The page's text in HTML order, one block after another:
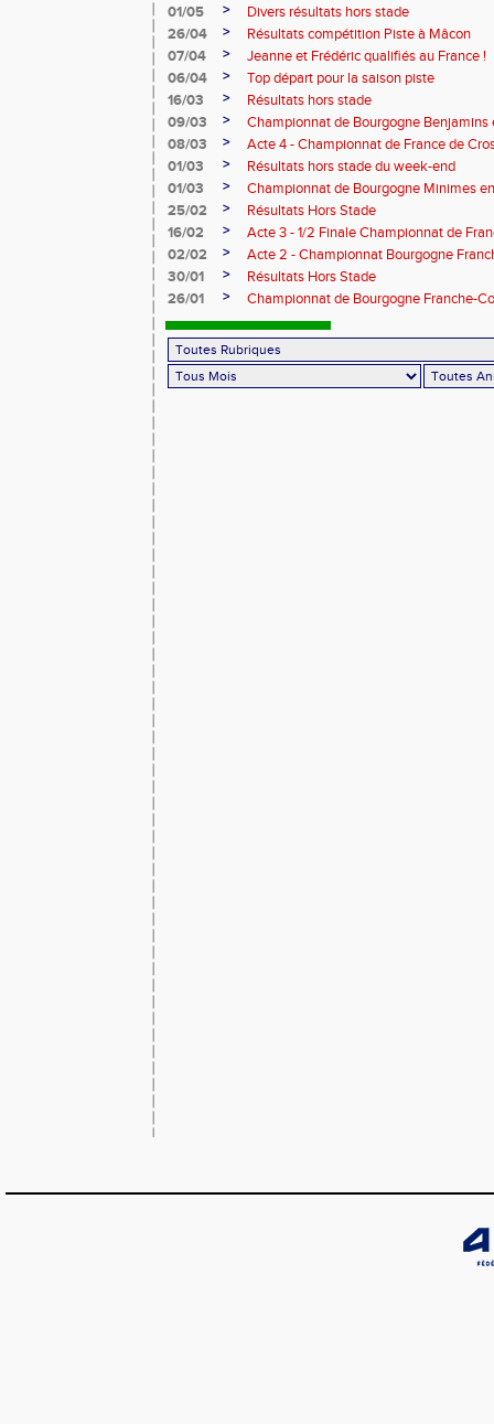
01/05
>
Divers résultats hors stade
26/04
>
Résultats compétition Piste à Mâcon
07/04
>
Jeanne et Frédéric qualifiés au France !
06/04
>
Top départ pour la saison piste
16/03
>
Résultats hors stade
09/03
>
Championnat de Bourgogne Benjamins
08/03
>
Acte 4 - Championnat de France de
01/03
>
Résultats hors stade du week-end
01/03
>
Championnat de Bourgogne Minimes
25/02
>
Résultats Hors Stade
16/02
>
Acte 3 - 1/2 Finale Championnat de
02/02
>
Acte 2 - Championnat Bourgogne
30/01
>
Résultats Hors Stade
26/01
> Championnat de Bourgogne Franche-